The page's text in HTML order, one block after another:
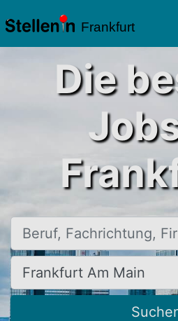
Frankfurt
Die
Beruf, Fachrichtung, Firma
Ort, Stadt